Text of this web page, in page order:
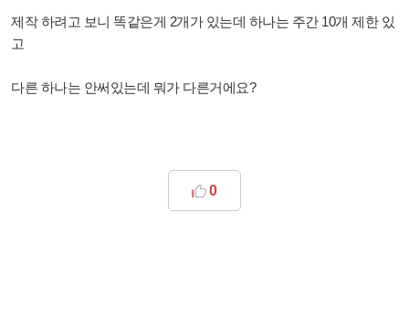
제작 하려고 보니 똑같은게 2개가 있는데 하나는 주간 10개 제한 있
고
다른 하나는 안써있는데 뭐가 다른거에요?
0